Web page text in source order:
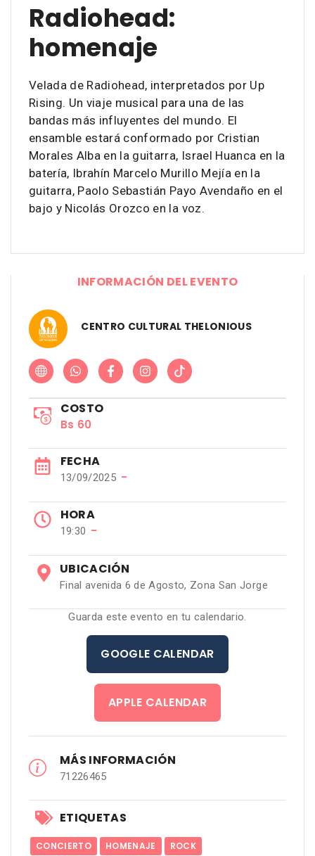
Radiohead:
homenaje
Velada de Radiohead, interpretados por Up
Rising. Un viaje musical para una de las
bandas más influyentes del mundo. El
ensamble estará conformado por Cristian
Morales Alba en la guitarra, Israel Huanca en la
batería, Ibrahín Marcelo Murillo Mejía en la
guitarra, Paolo Sebastián Payo Avendaño en el
bajo y Nicolás Orozco en la voz.
INFORMACIÓN DEL EVENTO
CENTRO CULTURAL THELONIOUS
COSTO
Bs 60
FECHA
13/09/2025 −
HORA
19:30 −
UBICACIÓN
Final avenida 6 de Agosto, Zona San Jorge
Guarda este evento en tu calendario.
GOOGLE CALENDAR
APPLE CALENDAR
MÁS INFORMACIÓN
71226465
ETIQUETAS
CONCIERTO HOMENAJE ROCK